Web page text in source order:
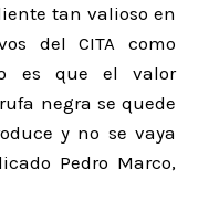
tan valioso en
del CITA como
es que el valor
negra se quede
y no se vaya
Pedro Marco,